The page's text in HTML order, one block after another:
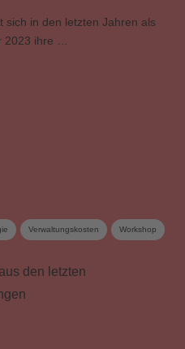
sich in den letzten Jahren als
2023 ihre …
Verwaltungskosten Workshop